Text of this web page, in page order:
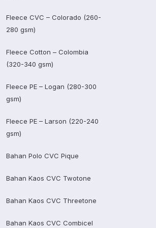
Fleece CVC – Colorado (260-
280 gsm)
Fleece Cotton – Colombia
(320-340 gsm)
Fleece PE – Logan (280-300
gsm)
Fleece PE – Larson (220-240
gsm)
Bahan Polo CVC Pique
Bahan Kaos CVC Twotone
Bahan Kaos CVC Threetone
Bahan Kaos CVC Combicel